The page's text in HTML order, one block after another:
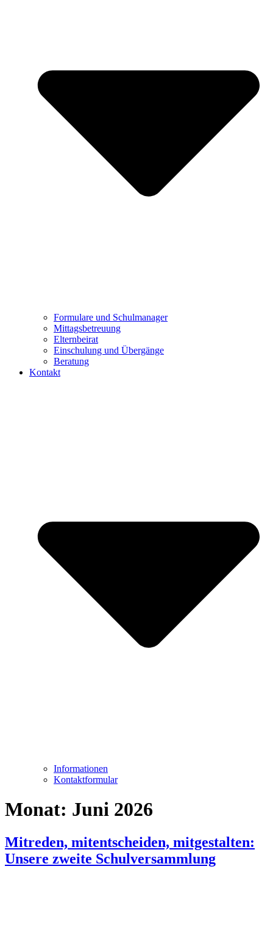
Formulare und Schulmanager
Mittagsbetreuung
Elternbeirat
Einschulung und Übergänge
Beratung
Kontakt
Informationen
Kontaktformular
Monat: Juni 2026
Mitreden, mitentscheiden, mitgestalten:
Unsere zweite Schulversammlung